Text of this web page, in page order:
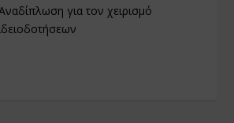
για τον χειρισμό